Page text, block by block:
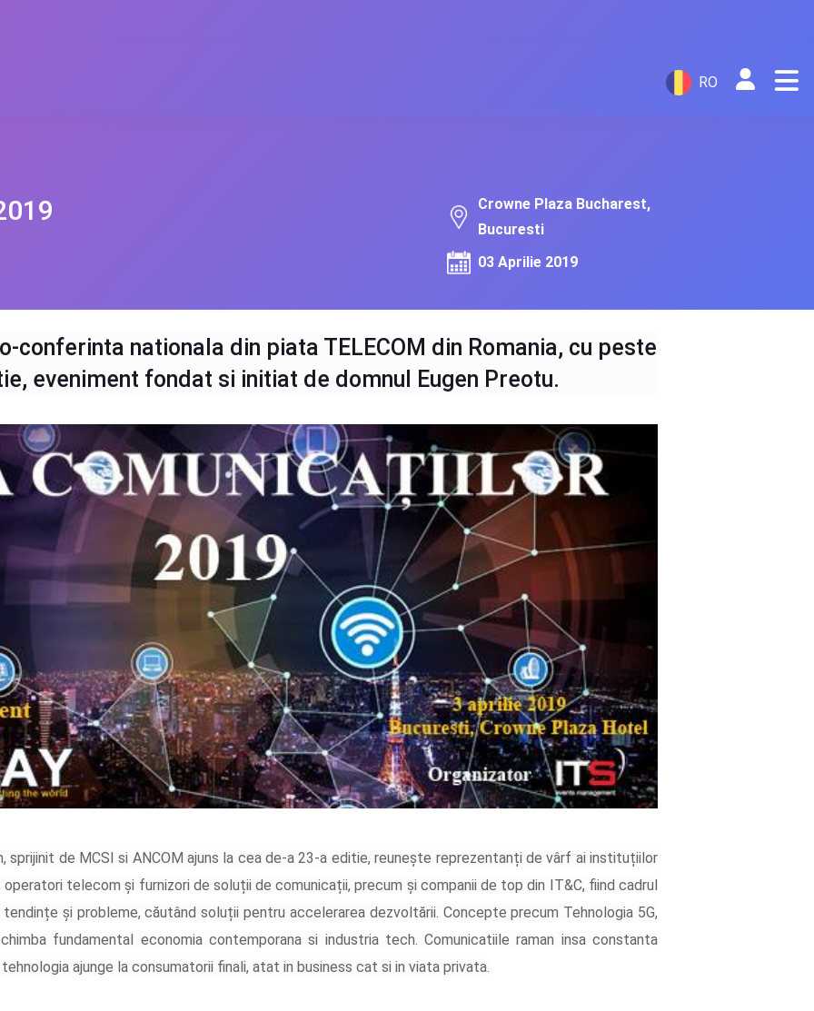
RO
Crowne Plaza Bucharest,
Bucuresti
03 Aprilie 2019
conferinta nationala din piata TELECOM din Romania, cu peste
eveniment fondat si initiat de domnul Eugen Preotu.
de MCSI si ANCOM ajuns la cea de-a 23-a editie, reunește reprezentanți de vârf ai instituțiilor
telecom și furnizori de soluții de comunicații, precum și companii de top din IT&C, fiind cadrul
și probleme, căutând soluții pentru accelerarea dezvoltării. Concepte precum Tehnologia 5G,
fundamental economia contemporana si industria tech. Comunicatiile raman insa constanta
ajunge la consumatorii finali, atat in business cat si in viata privata.